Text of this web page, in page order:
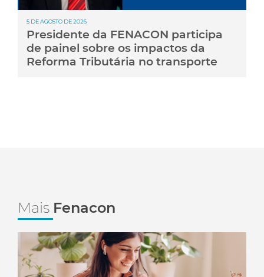
5 DE AGOSTO DE 2026
Presidente da FENACON participa
de painel sobre os impactos da
Reforma Tributária no transporte
Mais Fenacon